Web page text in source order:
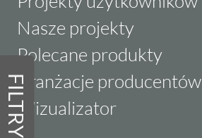
FILTRY
Nasze projekty
Polecane produkty
Aranżacje producentów
Wizualizator